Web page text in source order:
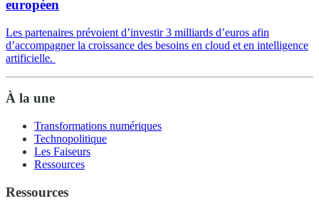
européen
Les partenaires prévoient d’investir 3 milliards d’euros afin
d’accompagner la croissance des besoins en cloud et en intelligence
artificielle.
À la une
Transformations numériques
Technopolitique
Les Faiseurs
Ressources
Ressources